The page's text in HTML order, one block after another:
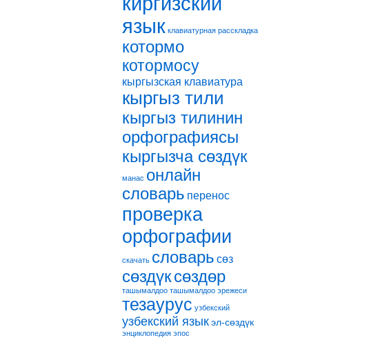
язык клавиатурная расскладка
котормо
котормосу
кыргызская клавиатура
кыргыз тили
кыргыз тилинин
орфографиясы
кыргызча сөздүк
манас онлайн
словарь перенос
проверка
орфографии
скачать словарь сөз
сөздүксөздөр
ташымалдоо ташымалдоо эрежеси
тезаурус узбекский
узбекский языкэл-сөздүк
энциклопедия эпос